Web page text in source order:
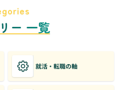
ー 一覧
就活・転職の軸